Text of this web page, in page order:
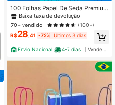
100 Folhas Papel De Seda Premium
25x35cm Estampa Floral
Baixa taxa de devolução
70+ vendido
(100+)
R$28,41 -72% Últimos 3 dias
Envio Nacional 4-7 dias